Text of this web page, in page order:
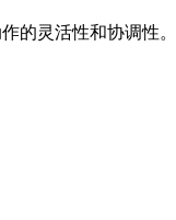
的灵活性和协调性。